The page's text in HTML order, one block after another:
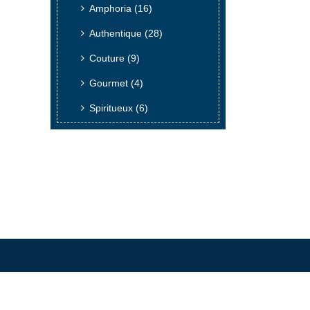
Amphoria (16)
Authentique (28)
Couture (9)
Gourmet (4)
Spiritueux (6)